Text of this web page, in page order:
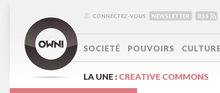
CONNECTEZ-VOUS NEWSLETTER RSS
SOCIETÉ POUVOIRS
LA UNE : CREATIVE COMMONS